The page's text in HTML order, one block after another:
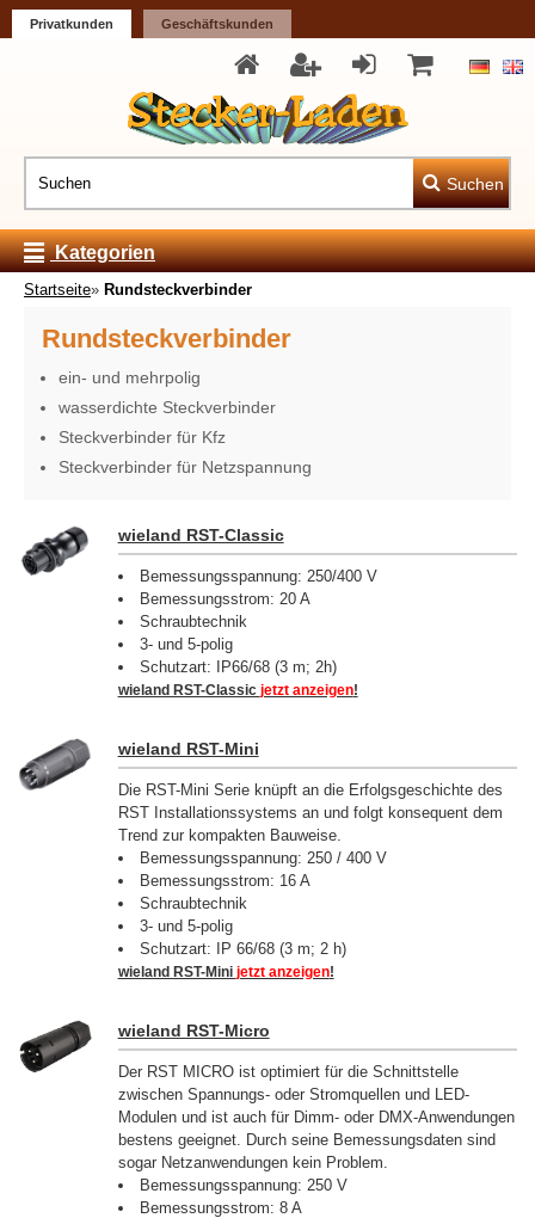
Privatkunden Geschäftskunden
Suchen
Kategorien
Startseite» Rundsteckverbinder
Rundsteckverbinder
ein- und mehrpolig
wasserdichte Steckverbinder
Steckverbinder für Kfz
Steckverbinder für Netzspannung
wieland RST-Classic
Bemessungsspannung: 250/400 V
Bemessungsstrom: 20 A
Schraubtechnik
3- und 5-polig
Schutzart: IP66/68 (3 m; 2h)
wieland RST-Classic jetzt anzeigen!
wieland RST-Mini
Die RST-Mini Serie knüpft an die Erfolgsgeschichte des
RST Installationssystems an und folgt konsequent dem
Trend zur kompakten Bauweise.
Bemessungsspannung: 250 / 400 V
Bemessungsstrom: 16 A
Schraubtechnik
3- und 5-polig
Schutzart: IP 66/68 (3 m; 2 h)
wieland RST-Mini jetzt anzeigen!
wieland RST-Micro
Der RST MICRO ist optimiert für die Schnittstelle
zwischen Spannungs- oder Stromquellen und LED-
Modulen und ist auch für Dimm- oder DMX-Anwendungen
bestens geeignet. Durch seine Bemessungsdaten sind
sogar Netzanwendungen kein Problem.
Bemessungsspannung: 250 V
Bemessungsstrom: 8 A